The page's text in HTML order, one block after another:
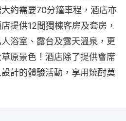
約需要70分鐘車程，酒店亦
提供12間獨棟客房及套房，
浴室、露台及露天溫泉，更
原景色！酒店除了提供會席
計的體驗活動，享用燒酎莫